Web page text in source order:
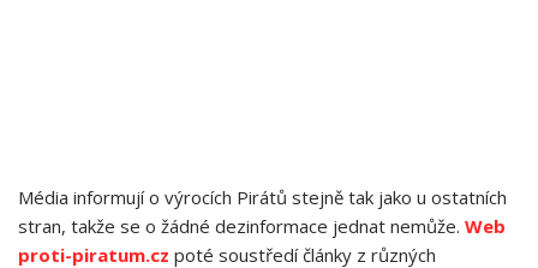
Média informují o výrocích Pirátů stejně tak jako u ostatních
stran, takže se o žádné dezinformace jednat nemůže. Web
proti-piratum.cz poté soustředí články z různých